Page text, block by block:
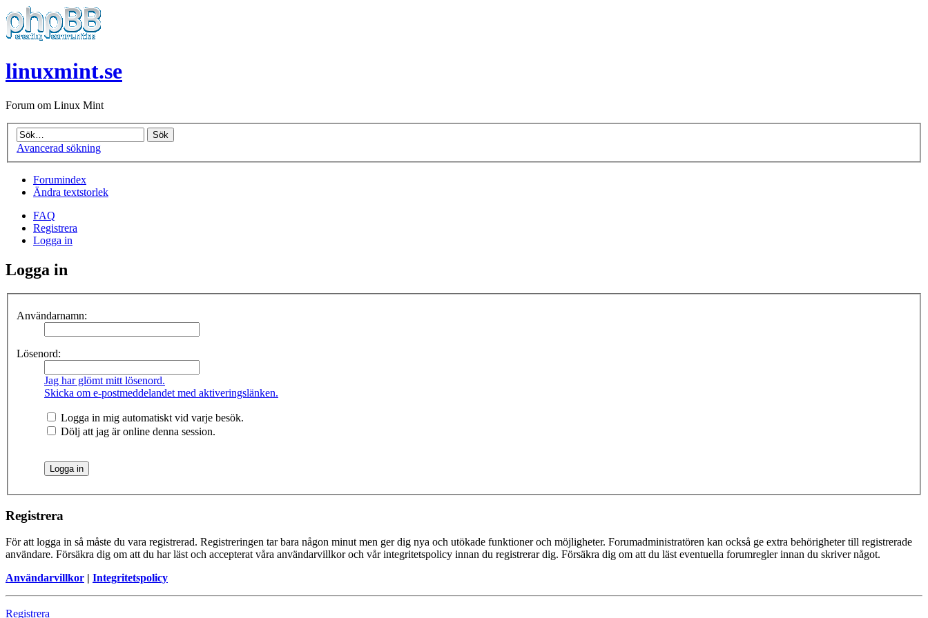
linuxmint.se
Forum om Linux Mint
Avancerad sökning
Forumindex
Ändra textstorlek
FAQ
Registrera
Logga in
Logga in
Användarnamn:
Lösenord:
Jag har glömt mitt lösenord.
Skicka om e-postmeddelandet med aktiveringslänken.
Logga in mig automatiskt vid varje besök.
Dölj att jag är online denna session.
Registrera
För att logga in så måste du vara registrerad. Registreringen tar bara någon minut men ger dig nya och utökade funktioner och möjligheter. Forumadministratören kan också ge extra behörigheter till registrerade
användare. Försäkra dig om att du har läst och accepterat våra användarvillkor och vår integritetspolicy innan du registrerar dig. Försäkra dig om att du läst eventuella forumregler innan du skriver något.
Användarvillkor | Integritetspolicy
Registrera